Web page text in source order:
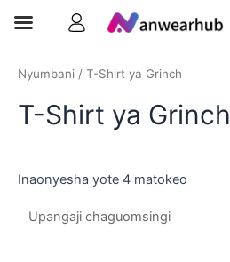
Nyumbani / T-Shirt ya Grinch
T-Shirt ya Grinch
Inaonyesha yote 4 matokeo